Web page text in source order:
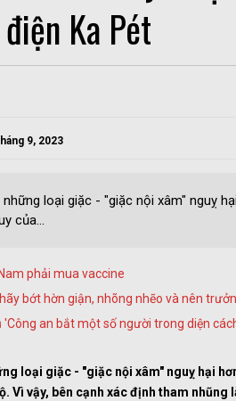
Ka Pét
9, 2023
loại giặc - "giặc nội xâm" nguỵ
của...
phải mua vaccine
bớt hờn giận, nhõng nhẽo và nên
'Công an bắt một số người trong diện
loại giặc - "giặc nội xâm" nguỵ hại
Vì vậy, bên cạnh xác định tham nhũng